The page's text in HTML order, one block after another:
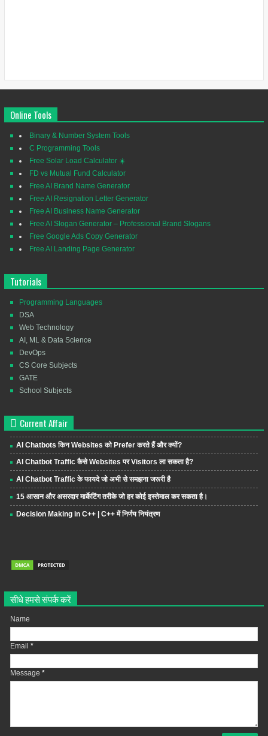
Online Tools
Binary & Number System Tools
C Programming Tools
Free Solar Load Calculator ☀️
FD vs Mutual Fund Calculator
Free AI Brand Name Generator
Free AI Resignation Letter Generator
Free AI Business Name Generator
Free AI Slogan Generator – Professional Brand Slogans
Free Google Ads Copy Generator
Free AI Landing Page Generator
Tutorials
Programming Languages
DSA
Web Technology
AI, ML & Data Science
DevOps
CS Core Subjects
GATE
School Subjects
Current Affair
AI Chatbots किन Websites को Prefer करते हैं और क्यों?
AI Chatbot Traffic कैसे Websites पर Visitors ला सकता है?
AI Chatbot Traffic के फायदे जो अभी से समझना जरूरी है
15 आसान और असरदार मार्केटिंग तरीके जो हर कोई इस्तेमाल कर सकता है।
Decision Making in C++ | C++ में निर्णय नियंत्रण
सीधे हमसे संपर्क करें
Name
Email *
Message *